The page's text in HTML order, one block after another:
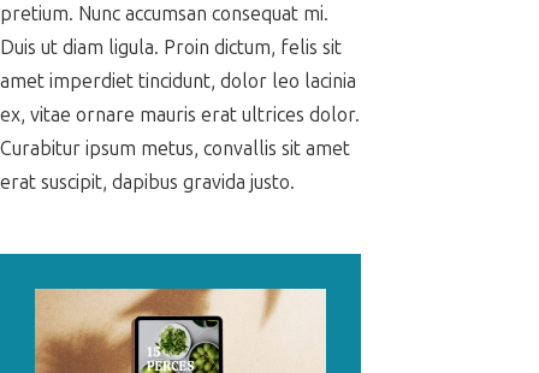
pretium. Nunc accumsan consequat mi.
Duis ut diam ligula. Proin dictum, felis sit
amet imperdiet tincidunt, dolor leo lacinia
ex, vitae ornare mauris erat ultrices dolor.
Curabitur ipsum metus, convallis sit amet
erat suscipit, dapibus gravida justo.